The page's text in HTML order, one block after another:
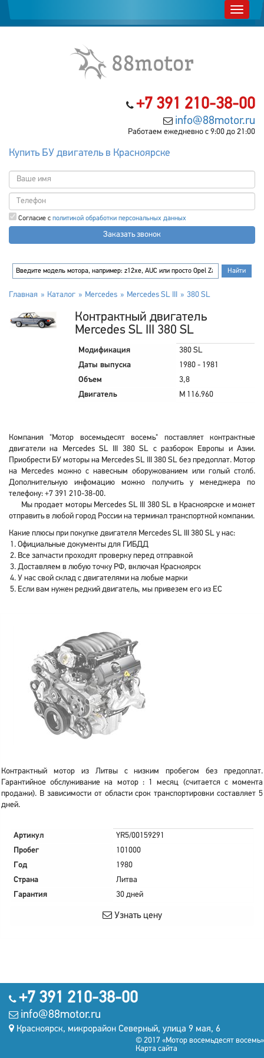
+7 391 210-38-00
info@88motor.ru
Работаем ежедневно с 9:00 до 21:00
Купить БУ двигатель в Красноярске
Согласие с политикой обработки персональных данных
Заказать звонок
Главная Каталог Mercedes Mercedes SL III 380 SL
Контрактный двигатель
Mercedes SL III 380 SL
Модификация
380 SL
Даты выпуска
1980 - 1981
Объем
3,8
Двигатель
M 116.960
Компания "Мотор восемьдесят восемь" поставляет контрактные
двигатели на Mercedes SL III 380 SL с разборок Европы и Азии.
Приобрести БУ моторы на Mercedes SL III 380 SL без предоплат. Мотор
на Mercedes можно с навесным оборужованием или голый столб.
Дополнительную инфомацию можно получить у менеджера по
телефону: +7 391 210-38-00.
Мы продает моторы Mercedes SL III 380 SL в Красноярске и может
отправить в любой город России на терминал транспортной компании.
Какие плюсы при покупке двигателя Mercedes SL III 380 SL у нас:
Официальные документы для ГИБДД
Все запчасти проходят проверку перед отправкой
Доставляем в любую точку РФ, включая Красноярск
У нас свой склад с двигателями на любые марки
Если вам нужен редкий двигатель, мы привезем его из ЕС
Контрактный мотор из Литвы с низким пробегом без предоплат.
Гарантийное обслуживание на мотор : 1 месяц (считается с момента
продажи). В зависимости от области срок транспортировки составляет 5
дней.
Артикул
YR5/00159291
Пробег
101000
Год
1980
Страна
Литва
Гарантия
30 дней
Узнать цену
+7 391 210-38-00
info@88motor.ru
Красноярск, микрорайон Северный, улица 9 мая, 6
© 2017 «Мотор восемьдесят восемь»
Карта сайта